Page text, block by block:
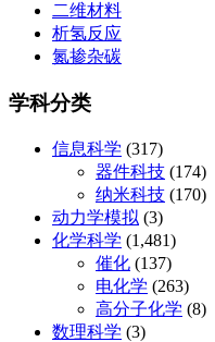
二维材料
析氢反应
氮掺杂碳
学科分类
信息科学 (317)
器件科技 (174)
纳米科技 (170)
动力学模拟 (3)
化学科学 (1,481)
催化 (137)
电化学 (263)
高分子化学 (8)
数理科学 (3)